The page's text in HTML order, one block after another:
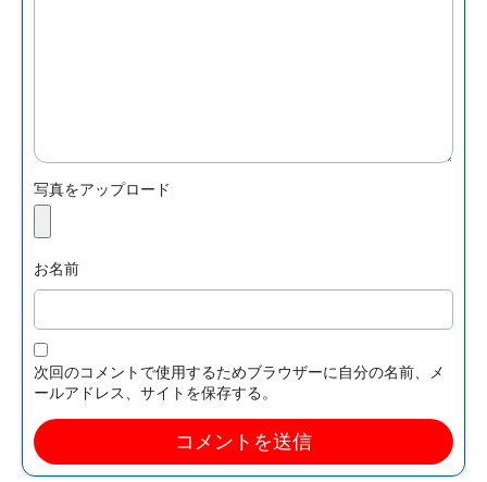
写真をアップロード
お名前
次回のコメントで使用するためブラウザーに自分の名前、メ
ールアドレス、サイトを保存する。